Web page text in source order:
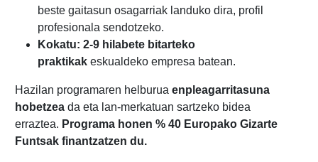
beste gaitasun osagarriak landuko dira, profil
profesionala sendotzeko.
Kokatu: 2-9 hilabete bitarteko
praktikak eskualdeko empresa batean.
Hazilan programaren helburua enpleagarritasuna
hobetzeada eta lan-merkatuan sartzeko bidea
erraztea. Programa honen % 40 Europako Gizarte
Funtsak finantzatzen du.